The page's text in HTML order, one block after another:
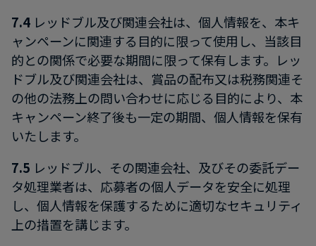
7.4 レッドブル及び関連会社は、個人情報を、本キ
ャンペーンに関連する目的に限って使用し、当該目
的との関係で必要な期間に限って保有します。レッ
ドブル及び関連会社は、賞品の配布又は税務関連そ
の他の法務上の問い合わせに応じる目的により、本
キャンペーン終了後も一定の期間、個人情報を保有
いたします。
7.5 レッドブル、その関連会社、及びその委託デー
タ処理業者は、応募者の個人データを安全に処理
し、個人情報を保護するために適切なセキュリティ
上の措置を講じます。